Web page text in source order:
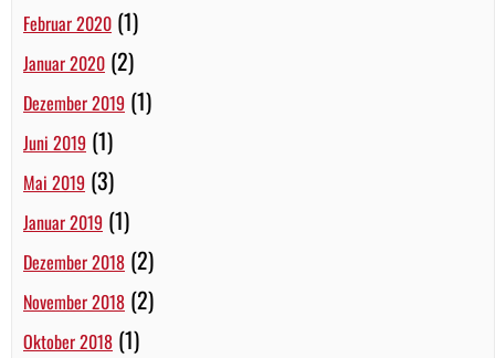
Februar 2020 (1)
Januar 2020 (2)
Dezember 2019 (1)
Juni 2019 (1)
Mai 2019 (3)
Januar 2019 (1)
Dezember 2018 (2)
November 2018 (2)
Oktober 2018 (1)